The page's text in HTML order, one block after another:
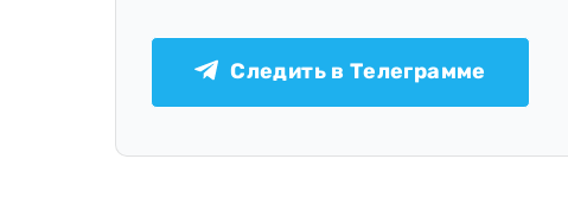
Следить в Телеграмме